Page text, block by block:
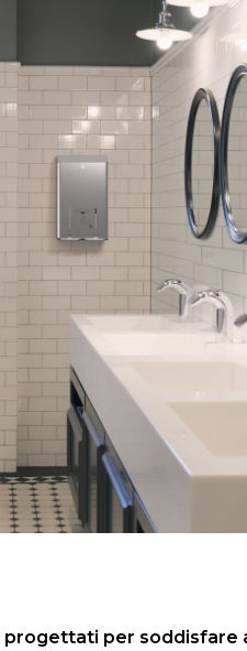
progettati per soddisfare